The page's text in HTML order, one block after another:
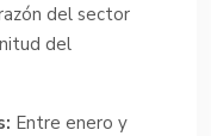
del sector
del
Entre enero y